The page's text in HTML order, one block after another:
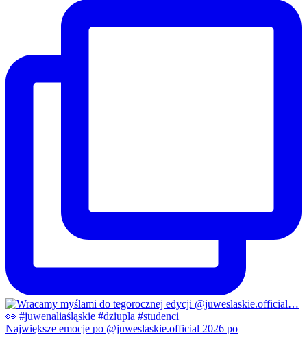
Największe emocje po @juweslaskie.official 2026 po